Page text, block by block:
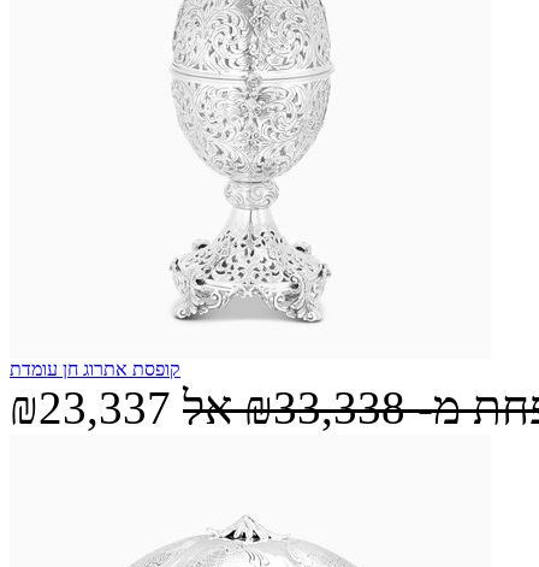
קופסת אתרוג חן עומדת
₪23,337 מ-₪33,338 אל